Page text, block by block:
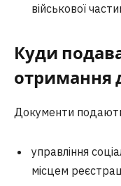
військової
Куди
отримання
Документи
управління
місцем